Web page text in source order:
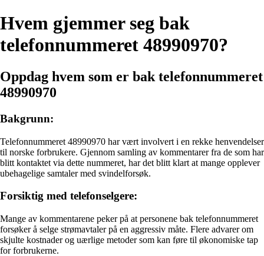
Hvem gjemmer seg bak
telefonnummeret 48990970?
Oppdag hvem som er bak telefonnummeret
48990970
Bakgrunn:
Telefonnummeret 48990970 har vært involvert i en rekke henvendelser
til norske forbrukere. Gjennom samling av kommentarer fra de som har
blitt kontaktet via dette nummeret, har det blitt klart at mange opplever
ubehagelige samtaler med svindelforsøk.
Forsiktig med telefonselgere:
Mange av kommentarene peker på at personene bak telefonnummeret
forsøker å selge strømavtaler på en aggressiv måte. Flere advarer om
skjulte kostnader og uærlige metoder som kan føre til økonomiske tap
for forbrukerne.